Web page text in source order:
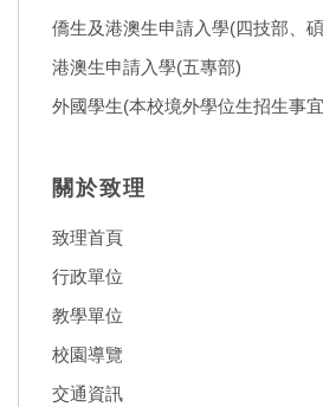
僑生及港澳生申請入學(四技部、
港澳生申請入學(五專部)
外國學生(本校境外學位生招生事
關於致理
致理首頁
行政單位
教學單位
校園導覽
交通資訊